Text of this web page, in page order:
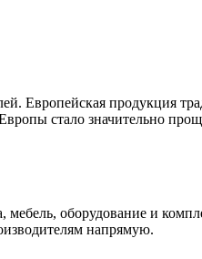
Европейская продукция
стало значительно
оборудование и
напрямую.